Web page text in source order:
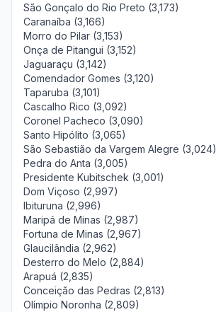
São Gonçalo do Rio Preto (3,173)
Caranaíba (3,166)
Morro do Pilar (3,153)
Onça de Pitangui (3,152)
Jaguaraçu (3,142)
Comendador Gomes (3,120)
Taparuba (3,101)
Cascalho Rico (3,092)
Coronel Pacheco (3,090)
Santo Hipólito (3,065)
São Sebastião da Vargem Alegre (3,024)
Pedra do Anta (3,005)
Presidente Kubitschek (3,001)
Dom Viçoso (2,997)
Ibituruna (2,996)
Maripá de Minas (2,987)
Fortuna de Minas (2,967)
Glaucilândia (2,962)
Desterro do Melo (2,884)
Arapuá (2,835)
Conceição das Pedras (2,813)
Olímpio Noronha (2,809)